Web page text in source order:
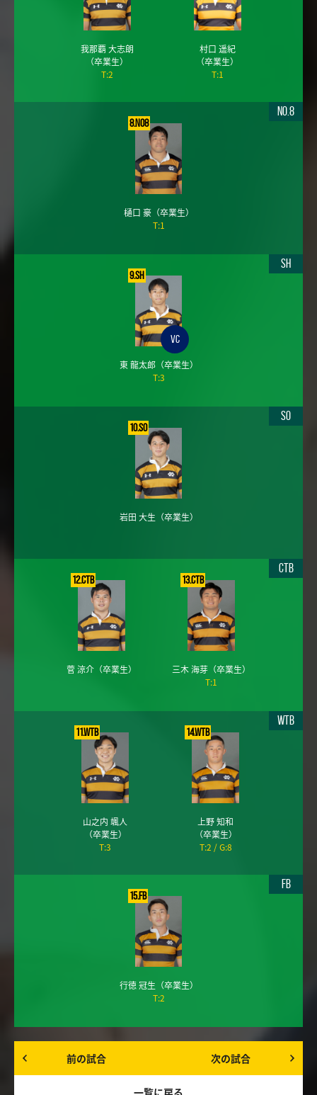
我那覇 大志朗
（卒業生）
T:2
村口 遥紀
（卒業生）
T:1
8.No8
樋口 豪（卒業生）
T:1
No.8
9.SH
VC
東 龍太郎（卒業生）
T:3
SH
10.SO
岩田 大生 （卒業生）
SO
12.CTB
菅 涼介 （卒業生）
13.CTB
三木 海芽（卒業生）
T:1
CTB
11.WTB
山之内 颯人
（卒業生）
T:3
14.WTB
上野 知和
（卒業生）
T:2
G:8
WTB
15.FB
行徳 冠生 （卒業生）
T:2
FB
前の試合
一覧に戻る
次の試合